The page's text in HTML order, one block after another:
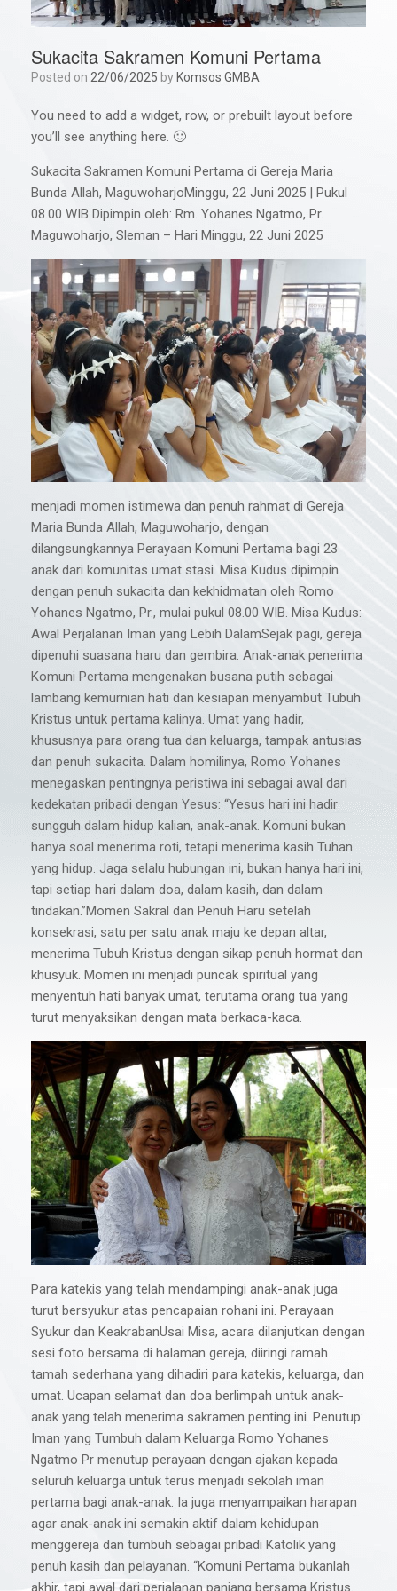
Sukacita Sakramen Komuni Pertama
Posted on 22/06/2025 byKomsos GMBA
You need to add a widget, row, or prebuilt layout before
you’ll see anything here. 🙂
Sukacita Sakramen Komuni Pertama di Gereja Maria
Bunda Allah, MaguwoharjoMinggu, 22 Juni 2025 | Pukul
08.00 WIB Dipimpin oleh: Rm. Yohanes Ngatmo, Pr.
Maguwoharjo, Sleman – Hari Minggu, 22 Juni 2025
menjadi momen istimewa dan penuh rahmat di Gereja
Maria Bunda Allah, Maguwoharjo, dengan
dilangsungkannya Perayaan Komuni Pertama bagi 23
anak dari komunitas umat stasi. Misa Kudus dipimpin
dengan penuh sukacita dan kekhidmatan oleh Romo
Yohanes Ngatmo, Pr., mulai pukul 08.00 WIB. Misa Kudus:
Awal Perjalanan Iman yang Lebih DalamSejak pagi, gereja
dipenuhi suasana haru dan gembira. Anak-anak penerima
Komuni Pertama mengenakan busana putih sebagai
lambang kemurnian hati dan kesiapan menyambut Tubuh
Kristus untuk pertama kalinya. Umat yang hadir,
khususnya para orang tua dan keluarga, tampak antusias
dan penuh sukacita. Dalam homilinya, Romo Yohanes
menegaskan pentingnya peristiwa ini sebagai awal dari
kedekatan pribadi dengan Yesus: “Yesus hari ini hadir
sungguh dalam hidup kalian, anak-anak. Komuni bukan
hanya soal menerima roti, tetapi menerima kasih Tuhan
yang hidup. Jaga selalu hubungan ini, bukan hanya hari ini,
tapi setiap hari dalam doa, dalam kasih, dan dalam
tindakan.”Momen Sakral dan Penuh Haru setelah
konsekrasi, satu per satu anak maju ke depan altar,
menerima Tubuh Kristus dengan sikap penuh hormat dan
khusyuk. Momen ini menjadi puncak spiritual yang
menyentuh hati banyak umat, terutama orang tua yang
turut menyaksikan dengan mata berkaca-kaca.
Para katekis yang telah mendampingi anak-anak juga
turut bersyukur atas pencapaian rohani ini. Perayaan
Syukur dan KeakrabanUsai Misa, acara dilanjutkan dengan
sesi foto bersama di halaman gereja, diiringi ramah
tamah sederhana yang dihadiri para katekis, keluarga, dan
umat. Ucapan selamat dan doa berlimpah untuk anak-
anak yang telah menerima sakramen penting ini. Penutup:
Iman yang Tumbuh dalam Keluarga Romo Yohanes
Ngatmo Pr menutup perayaan dengan ajakan kepada
seluruh keluarga untuk terus menjadi sekolah iman
pertama bagi anak-anak. Ia juga menyampaikan harapan
agar anak-anak ini semakin aktif dalam kehidupan
menggereja dan tumbuh sebagai pribadi Katolik yang
penuh kasih dan pelayanan. “Komuni Pertama bukanlah